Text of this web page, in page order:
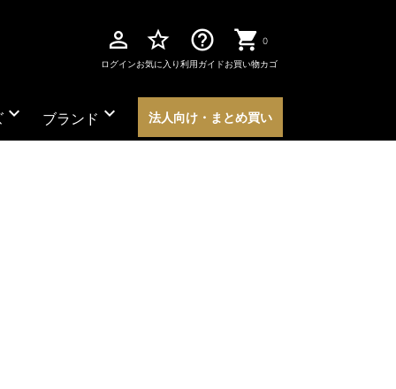
perm_identity
ログイン
star_border
お気に入り
help_outline
利用ガイド
0
お買い物カゴ
expand_more ブランド expand_more 法人向け・まとめ買い